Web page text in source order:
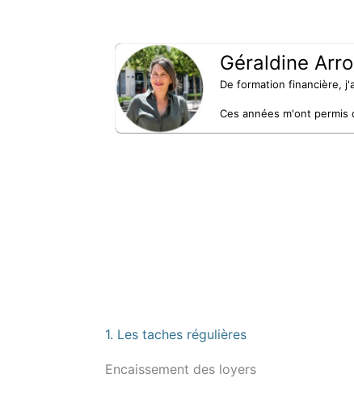
Géraldine
De formation financière,
Ces années m'ont permis
1. Les taches régulières
Encaissement des loyers